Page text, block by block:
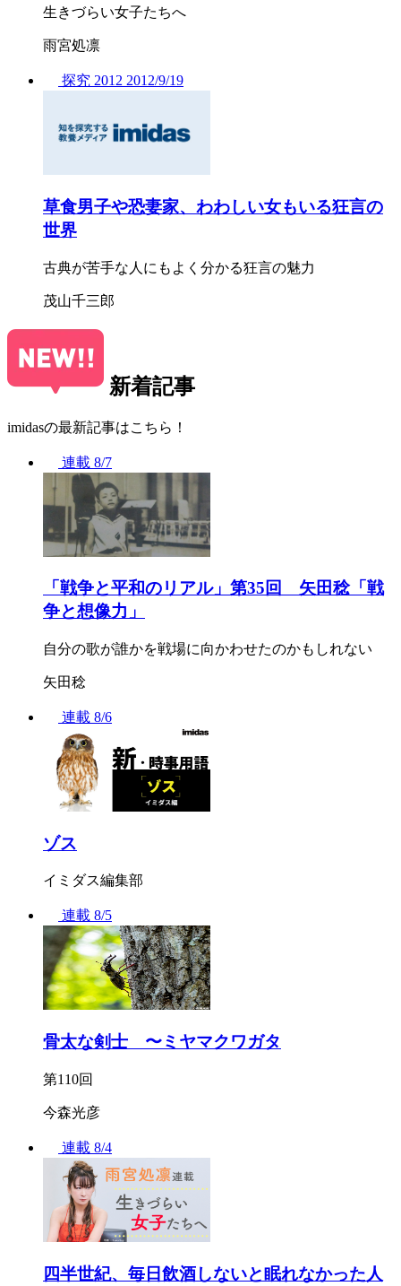
生きづらい女子たちへ
雨宮処凛
探究 2012 2012/9/19
草食男子や恐妻家、わわしい女もいる狂言の
世界
古典が苦手な人にもよく分かる狂言の魅力
茂山千三郎
新着記事
imidasの最新記事はこちら！
連載 8/7
「戦争と平和のリアル」第35回 矢田稔「戦
争と想像力」
自分の歌が誰かを戦場に向かわせたのかもしれない
矢田稔
連載 8/6
ゾス
イミダス編集部
連載 8/5
骨太な剣士 〜ミヤマクワガタ
第110回
今森光彦
連載 8/4
四半世紀、毎日飲酒しないと眠れなかった人